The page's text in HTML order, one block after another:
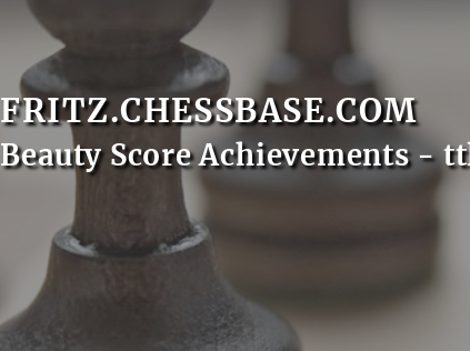
FRITZ.CHESSBASE.COM
Beauty Score Achievements -